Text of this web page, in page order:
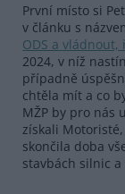
První místo si
v článku s
ODS a
2024, v níž
případně
chtěla mít a co
MŽP by pro nás
získali
skončila doba
stavbách silnic a